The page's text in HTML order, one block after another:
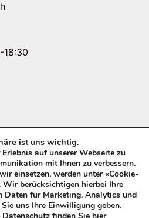
18:30
ist uns wichtig.
auf unserer Webseite zu
mit Ihnen zu verbessern.
einsetzen, werden unter «Cookie-
Wir berücksichtigen hierbei Ihre
Daten für Marketing, Analytics und
uns Ihre Einwilligung geben.